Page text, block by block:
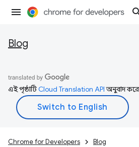
Blog
এই পৃষ্ঠাটিCloud Translation APIঅনুবাদ
Chrome for Developers Blog